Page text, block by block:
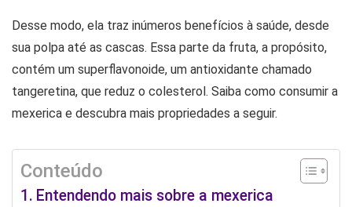
Desse modo, ela traz inúmeros benefícios à saúde, desde
sua polpa até as cascas. Essa parte da fruta, a propósito,
contém um superflavonoide, um antioxidante chamado
tangeretina, que reduz o colesterol. Saiba como consumir a
mexerica e descubra mais propriedades a seguir.
Conteúdo
Entendendo mais sobre a mexerica